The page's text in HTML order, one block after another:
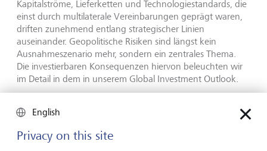
Kapitalströme, Lieferketten und Technologiestandards, die
einst durch multilaterale Vereinbarungen geprägt waren,
driften zunehmend entlang strategischer Linien
auseinander. Geopolitische Risiken sind längst kein
Ausnahmeszenario mehr, sondern ein zentrales Thema.
Die investierbaren Konsequenzen hiervon beleuchten wir
im Detail in dem in unserem Global Investment Outlook.
Global Investment Outlook: Zweites
Halbjahr 2026
English
Privacy on this site